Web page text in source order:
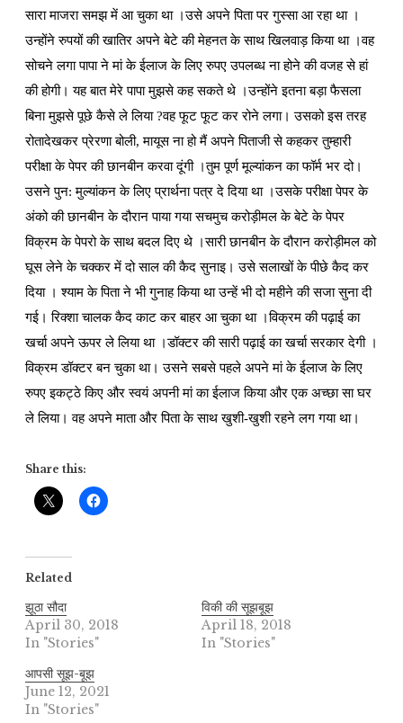
सारा माजरा समझ में आ चुका था ।उसे अपने पिता पर गुस्सा आ रहा था ।
उन्होंने रुपयों की खातिर अपने बेटे की मेहनत के साथ खिलवाड़ किया था ।वह
सोचने लगा पापा ने मां के ईलाज के लिए रुपए उपलब्ध ना होने की वजह से हां
की होगी। यह बात मेरे पापा मुझसे कह सकते थे ।उन्होंने इतना बड़ा फैसला
बिना मुझसे पूछे कैसे ले लिया ?वह फूट फूट कर रोने लगा। उसको इस तरह
रोतादेखकर प्रेरणा बोली, मायूस ना हो मैं अपने पिताजी से कहकर तुम्हारी
परीक्षा के पेपर की छानबीन करवा दूंगी ।तुम पूर्ण मूल्यांकन का फॉर्म भर दो।
उसने पुन: मुल्यांकन के लिए प्रार्थना पत्र दे दिया था ।उसके परीक्षा पेपर के
अंको की छानबीन के दौरान पाया गया सचमुच करोड़ीमल के बेटे के पेपर
विक्रम के पेपरो के साथ बदल दिए थे ।सारी छानबीन के दौरान करोड़ीमल को
घूस लेने के चक्कर में दो साल की कैद सुनाइ। उसे सलाखों के पीछे कैद कर
दिया । श्याम के पिता ने भी गुनाह किया था उन्हें भी दो महीने की सजा सुना दी
गई। रिक्शा चालक कैद काट कर बाहर आ चुका था ।विक्रम की पढ़ाई का
खर्चा अपने ऊपर ले लिया था ।डॉक्टर की सारी पढ़ाई का खर्चा सरकार देगी ।
विक्रम डॉक्टर बन चुका था। उसने सबसे पहले अपने मां के ईलाज के लिए
रुपए इकट्ठे किए और स्वयं अपनी मां का ईलाज किया और एक अच्छा सा घर
ले लिया। वह अपने माता और पिता के साथ खुशी-खुशी रहने लग गया था।
Share this:
Related
झूठा सौदा
April 30, 2018
In "Stories"
विकी की सूझबूझ
April 18, 2018
In "Stories"
आपसी सूझ-बूझ
June 12, 2021
In "Stories"